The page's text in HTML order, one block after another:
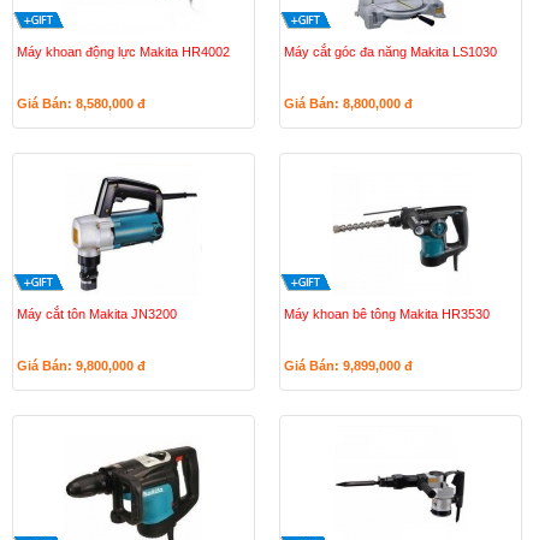
Máy khoan động lực Makita HR4002
Giá Bán: 8,580,000 đ
Máy cắt góc đa năng Makita LS1030
Giá Bán: 8,800,000 đ
Máy cắt tôn Makita JN3200
Giá Bán: 9,800,000 đ
Máy khoan bê tông Makita HR3530
Giá Bán: 9,899,000 đ